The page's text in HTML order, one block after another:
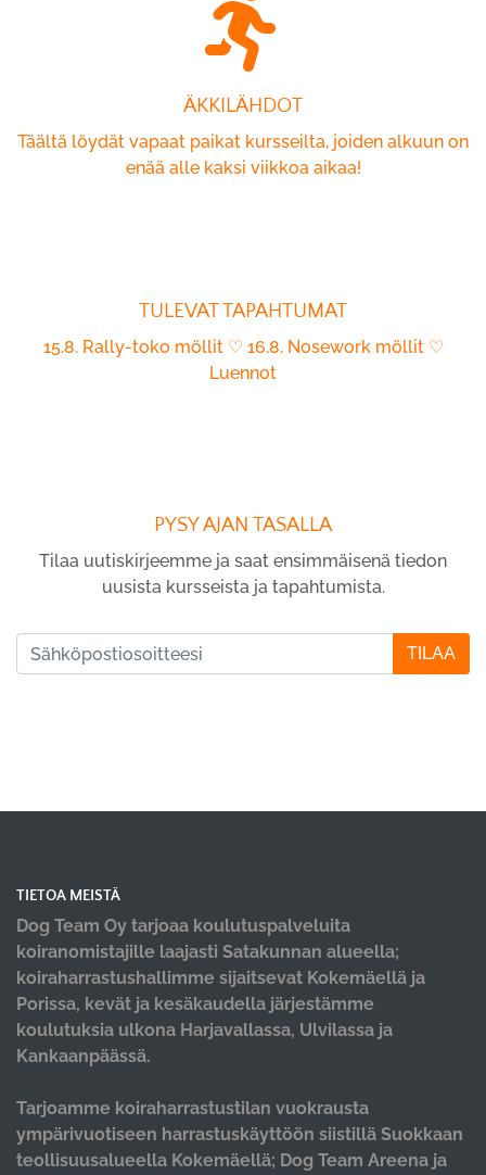
ÄKKILÄHDOT
Täältä löydät vapaat paikat kursseilta, joiden alkuun on
enää alle kaksi viikkoa aikaa!
TULEVAT TAPAHTUMAT
15.8. Rally-toko möllit ♡ 16.8. Nosework möllit ♡
Luennot
PYSY AJAN TASALLA
Tilaa uutiskirjeemme ja saat ensimmäisenä tiedon
uusista kursseista ja tapahtumista.
TILAA
TIETOA MEISTÄ
Dog Team Oy tarjoaa koulutuspalveluita
koiranomistajille laajasti Satakunnan alueella;
koiraharrastushallimme sijaitsevat Kokemäellä ja
Porissa, kevät ja kesäkaudella järjestämme
koulutuksia ulkona Harjavallassa, Ulvilassa ja
Kankaanpäässä.
Tarjoamme koiraharrastustilan vuokrausta
ympärivuotiseen harrastuskäyttöön siistillä Suokkaan
teollisuusalueella Kokemäellä; Dog Team Areena ja